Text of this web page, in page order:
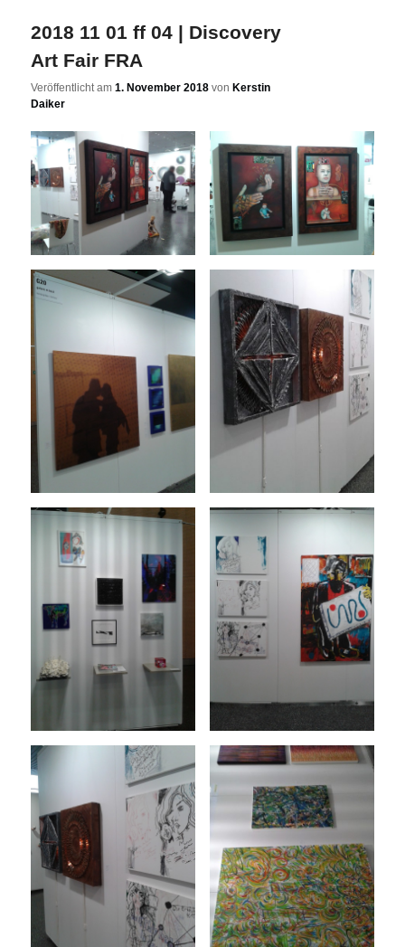
2018 11 01 ff 04 | Discovery
Art Fair FRA
Veröffentlicht am1. November 2018 von Kerstin
Daiker